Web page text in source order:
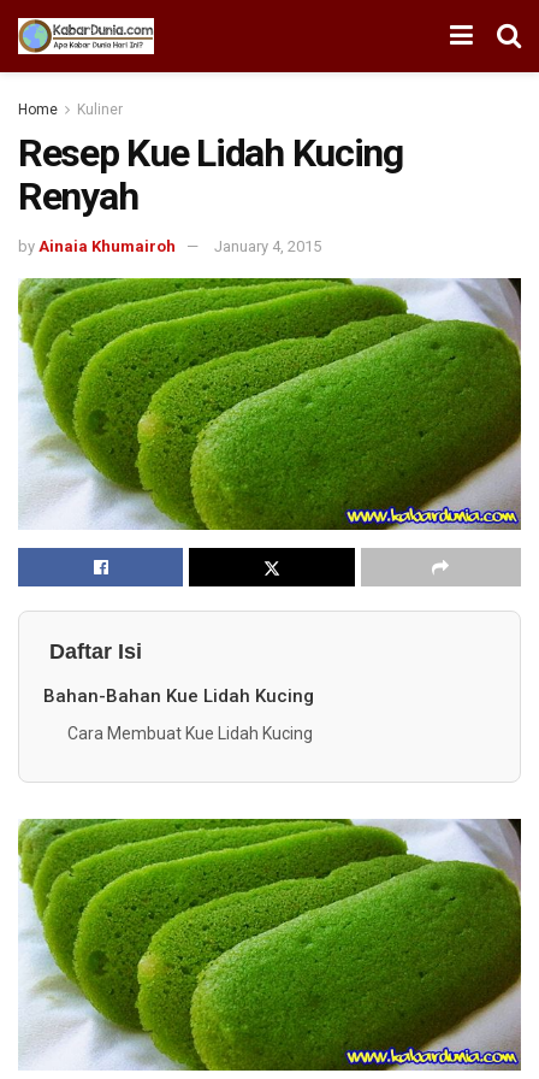
Home Kuliner
Resep Kue Lidah Kucing
Renyah
by Ainaia Khumairoh January 4, 2015
Daftar Isi
Bahan-Bahan Kue Lidah Kucing
Cara Membuat Kue Lidah Kucing